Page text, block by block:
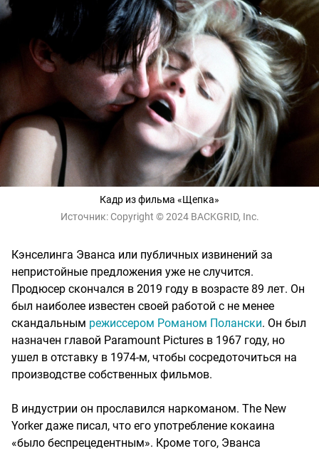
Кадр из фильма «Щепка»
Источник: Copyright © 2024 BACKGRID, Inc.
Кэнселинга Эванса или публичных извинений за
непристойные предложения уже не случится.
Продюсер скончался в 2019 году в возрасте 89 лет. Он
был наиболее известен своей работой с не менее
скандальным режиссером Романом Полански. Он был
назначен главой Paramount Pictures в 1967 году, но
ушел в отставку в 1974-м, чтобы сосредоточиться на
производстве собственных фильмов.
В индустрии он прославился наркоманом. The New
Yorker даже писал, что его употребление кокаина
«было беспрецедентным». Кроме того, Эванса